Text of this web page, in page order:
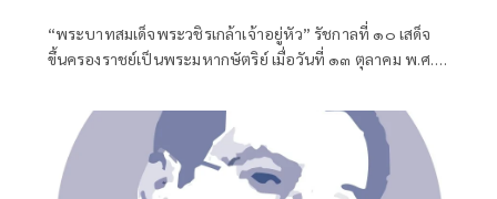
“พระบาทสมเด็จพระวชิรเกล้าเจ้าอยู่หัว” รัชกาลที่ ๑๐ เสด็จ
ขึ้นครองราชย์เป็นพระมหากษัตริย์ เมื่อวันที่ ๑๓ ตุลาคม พ.ศ.